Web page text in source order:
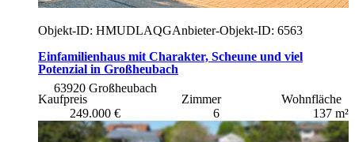
Objekt-ID: HMUDLAQGAnbieter-Objekt-ID: 6563
Einfamilienhaus mit Charakter, Scheune und viel
Potenzial in Großheubach
63920 Großheubach
Kaufpreis
249.000 €
Zimmer
6
Wohnfläche
137 m²